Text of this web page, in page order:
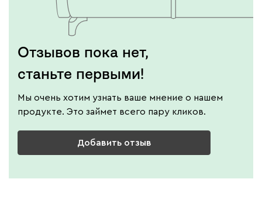
Отзывов пока нет,
станьте первыми!
Мы очень хотим узнать ваше мнение о нашем
продукте. Это займет всего пару кликов.
Добавить отзыв